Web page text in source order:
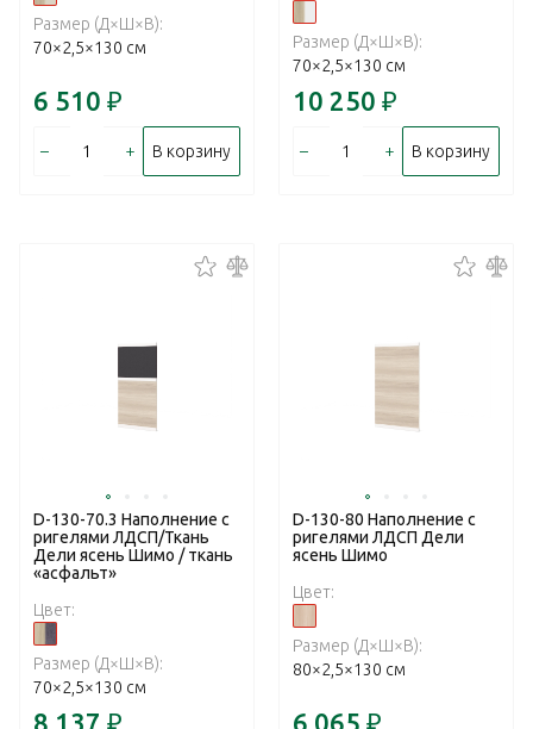
Размер (Д×Ш×В):
70×2,5×130 см
6 510 ₽
– + В корзину
Размер (Д×Ш×В):
70×2,5×130 см
10 250 ₽
– + В корзину
D-130-70.3 Наполнение с
ригелями ЛДСП/Ткань
Дели ясень Шимо / ткань
«асфальт»
Цвет:
Размер (Д×Ш×В):
70×2,5×130 см
8 137 ₽
D-130-80 Наполнение с
ригелями ЛДСП Дели
ясень Шимо
Цвет:
Размер (Д×Ш×В):
80×2,5×130 см
6 065 ₽